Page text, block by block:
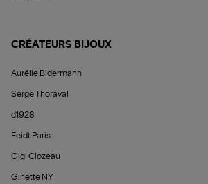
CRÉATEURS BIJOUX
Aurélie Bidermann
Serge Thoraval
d1928
Feidt Paris
Gigi Clozeau
Ginette NY